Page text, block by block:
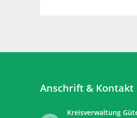
Anschrift & Kontakt
Kreisverwaltung